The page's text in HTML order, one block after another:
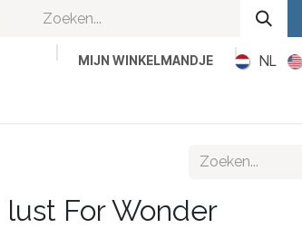
MIJN WINKELMANDJE NL
lust For Wonder